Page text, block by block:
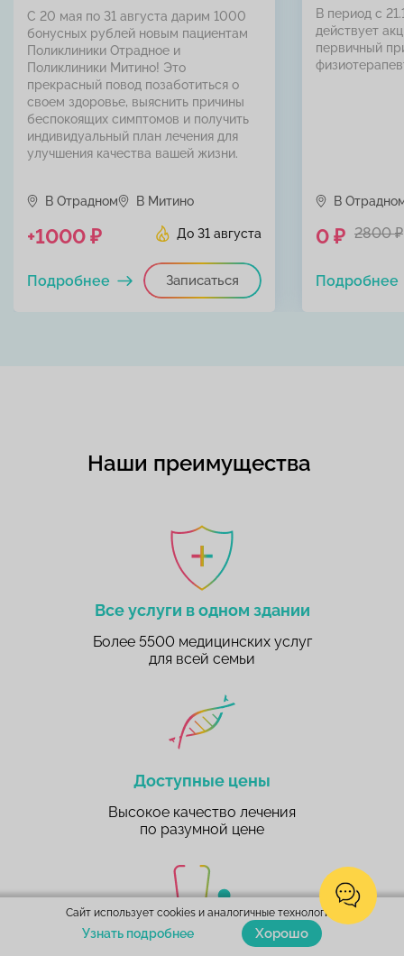
С 20 мая по 31 августа дарим 1000
бонусных рублей новым пациентам
Поликлиники Отрадное и
Поликлиники Митино! Это
прекрасный повод позаботиться о
своем здоровье, выяснить причины
беспокоящих симптомов и получить
индивидуальный план лечения для
улучшения качества вашей жизни.
В Отрадном В Митино
До 31 августа
+1000 ₽
Записаться
Подробнее
В период с
действует
первичный
В
0 ₽ 2800 ₽
Подробнее
Наши преимущества
Все услуги в одном здании
Более 5500 медицинских услуг
для всей семьи
Доступные цены
Высокое качество лечения
по разумной цене
Хорошие врачи
Сайт использует cookies и аналогичные технологии.
Узнать подробнее Хорошо